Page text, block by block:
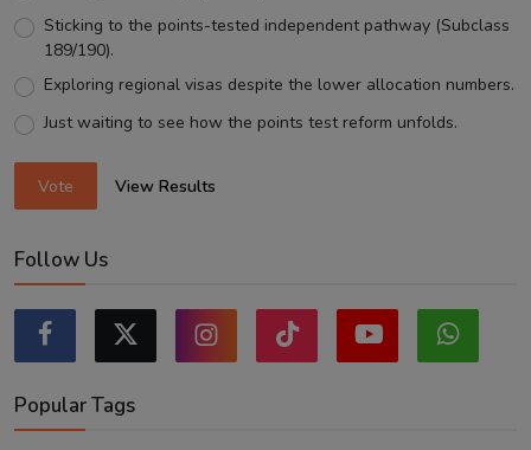
Sticking to the points-tested independent pathway (Subclass
189/190).
Exploring regional visas despite the lower allocation numbers.
Just waiting to see how the points test reform unfolds.
Vote View Results
Follow Us
Popular Tags